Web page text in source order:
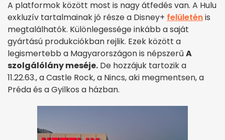
A platformok között most is nagy átfedés van. A Hulu
exkluzív tartalmainak jó része a Disney+ felületénis
megtalálhatók. Különlegessége inkább a saját
gyártású produkciókban rejlik. Ezek között a
legismertebb a Magyarországon is népszerű A
szolgálólány meséje. De hozzájuk tartozik a
11.22.63., a Castle Rock, a Nincs, aki megmentsen, a
Préda és a Gyilkos a házban.